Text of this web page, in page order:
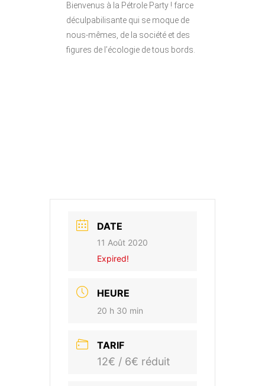
Bienvenus à la Pétrole Party ! farce
déculpabilisante qui se moque de
nous-mêmes, de la société et des
figures de l’écologie de tous bords.
DATE
11 Août 2020
Expired!
HEURE
20 h 30 min
TARIF
12€ / 6€ réduit